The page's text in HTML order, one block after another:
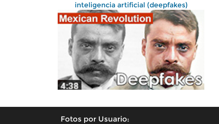
inteligencia artificial (deepfakes)
Fotos por Usuario: